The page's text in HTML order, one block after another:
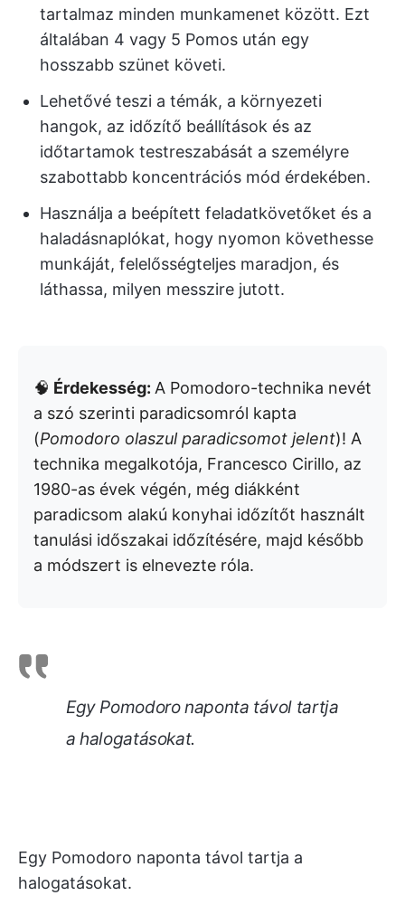
tartalmaz minden munkamenet között. Ezt
általában 4 vagy 5 Pomos után egy
hosszabb szünet követi.
Lehetővé teszi a témák, a környezeti
hangok, az időzítő beállítások és az
időtartamok testreszabását a személyre
szabottabb koncentrációs mód érdekében.
Használja a beépített feladatkövetőket és a
haladásnaplókat, hogy nyomon követhesse
munkáját, felelősségteljes maradjon, és
láthassa, milyen messzire jutott.
🧠 Érdekesség: A Pomodoro-technika nevét
a szó szerinti paradicsomról kapta
(Pomodoro olaszul paradicsomot jelent)! A
technika megalkotója, Francesco Cirillo, az
1980-as évek végén, még diákként
paradicsom alakú konyhai időzítőt használt
tanulási időszakai időzítésére, majd később
a módszert is elnevezte róla.
Egy Pomodoro naponta távol tartja
a halogatásokat.
Egy Pomodoro naponta távol tartja a
halogatásokat.